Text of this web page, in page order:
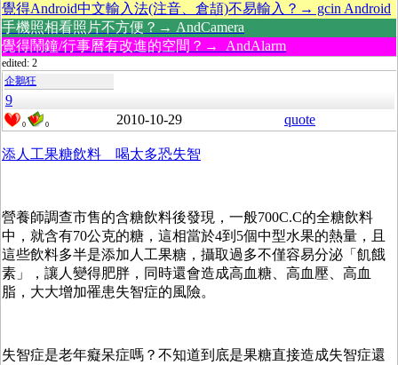
覺得Android中文輸入法(注音、倉頡)不易輸入？→ gcin Android
手機照相看照片不方便？→ AndCamera
覺得鬧鐘/行事曆有改進的空間？→ AndAlarm
edited: 2
企鵝狂
9
0 0 2010-10-29 quote
添人工果糖飲料 喝太多恐失智
營養師調查市售的含糖飲料後發現，一般700C.C的全糖飲料
中，就含有70公克的糖，這相當於4到5個中型水果的熱量，且
這些飲料多半是添加人工果糖，攝取過多不僅容易分泌「飢餓
素」，讓人變得肥胖，同時還會造成高血糖、高血壓、高血
脂，大大增加罹患失智症的風險。
失智症是老年癡呆症嗎？不知道到底是果糖直接造成失智症還